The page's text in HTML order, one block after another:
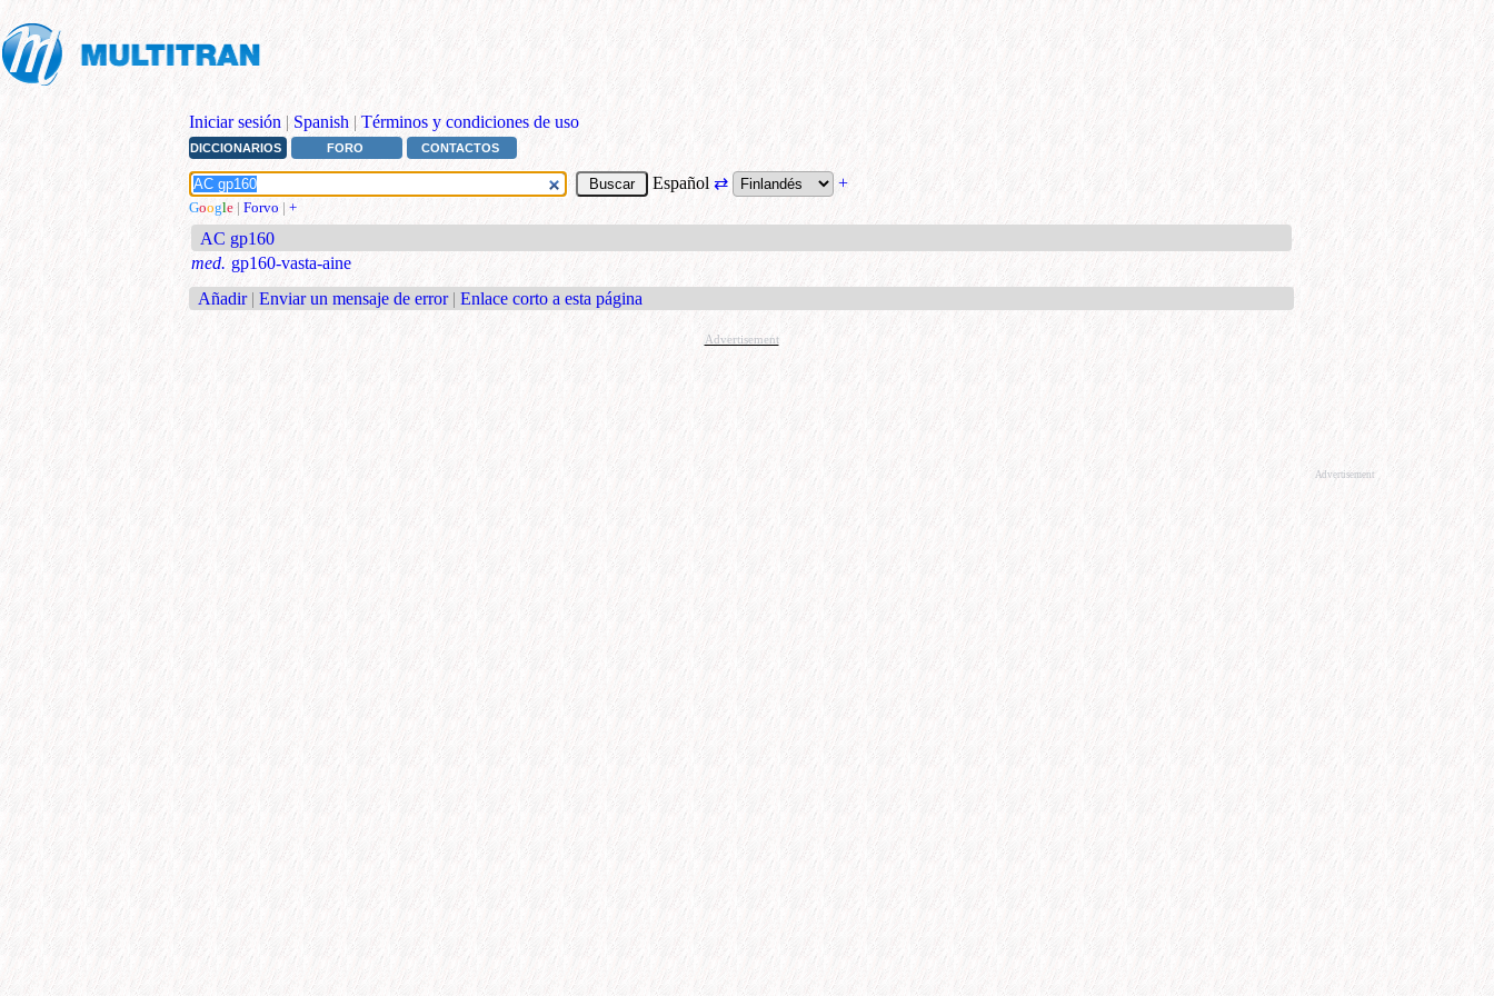
Iniciar sesión | Spanish | Términos y condiciones de uso
DICCIONARIOS FORO CONTACTOS
Español ⇄ +
Google | Forvo | +
AC gp160
med. gp160-vasta-aine
Añadir | Enviar un mensaje de error | Enlace corto a esta página
Advertisement
Advertisement